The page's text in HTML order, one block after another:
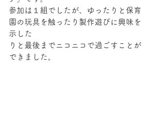
参加は１組でしたが、ゆったりと保育
園の玩具を触ったり製作遊びに興味を
示した
りと最後までニコニコで過ごすことが
できました。